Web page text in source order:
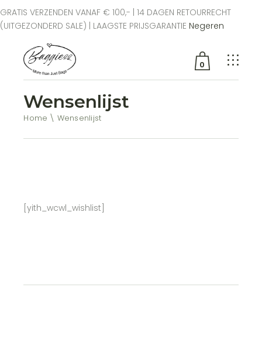
GRATIS VERZENDEN VANAF € 100,- | 14 DAGEN RETOURRECHT
(UITGEZONDERD SALE) | LAAGSTE PRIJSGARANTIE Negeren
0
Geen producten in de
winkelwagen.
Wensenlijst
Home Wensenlijst
[yith_wcwl_wishlist]